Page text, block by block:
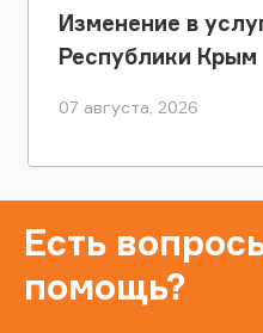
Изменение в
Республики Крым
07 августа, 2026
Есть
помощь?